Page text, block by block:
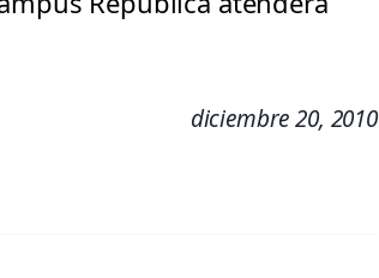
diciembre 20, 2010